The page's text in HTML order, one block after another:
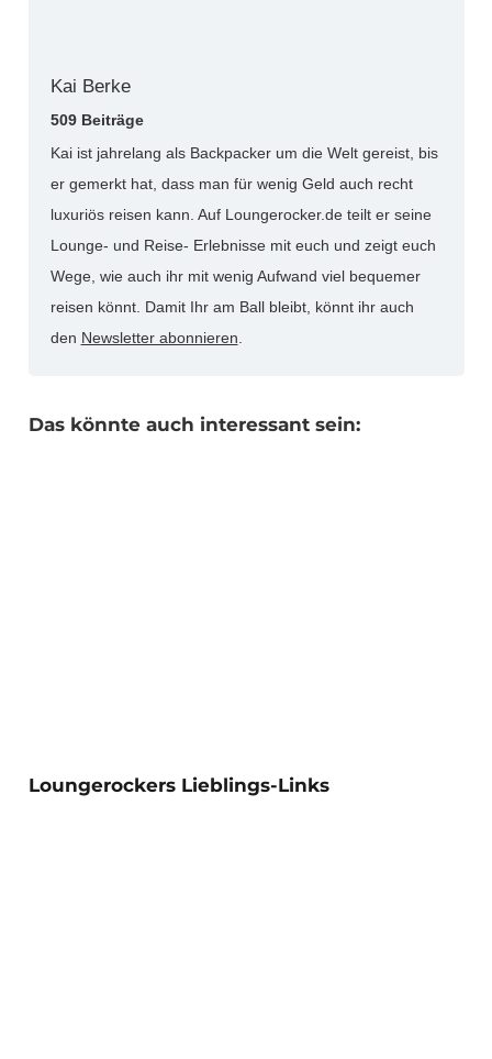
Kai Berke
509 Beiträge
Kai ist jahrelang als Backpacker um die Welt gereist, bis
er gemerkt hat, dass man für wenig Geld auch recht
luxuriös reisen kann. Auf Loungerocker.de teilt er seine
Lounge- und Reise- Erlebnisse mit euch und zeigt euch
Wege, wie auch ihr mit wenig Aufwand viel bequemer
reisen könnt. Damit Ihr am Ball bleibt, könnt ihr auch
den Newsletter abonnieren.
Das könnte auch interessant sein:
Loungerockers Lieblings-Links